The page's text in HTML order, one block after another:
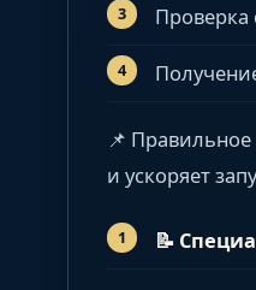
Проверка
📌
и ускоряет
📝